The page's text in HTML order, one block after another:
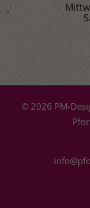
© 2026 PM-